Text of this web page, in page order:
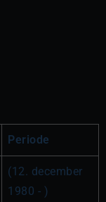
Periode
(12. december
1980 - )